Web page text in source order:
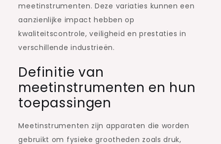
meetinstrumenten. Deze variaties kunnen een
aanzienlijke impact hebben op
kwaliteitscontrole, veiligheid en prestaties in
verschillende industrieën.
Definitie van
meetinstrumenten en hun
toepassingen
Meetinstrumenten zijn apparaten die worden
gebruikt om fysieke grootheden zoals druk,